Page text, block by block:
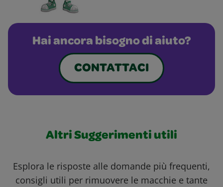
Hai ancora bisogno di aiuto?
CONTATTACI
Altri Suggerimenti utili
Esplora le risposte alle domande più frequenti,
consigli utili per rimuovere le macchie e tante